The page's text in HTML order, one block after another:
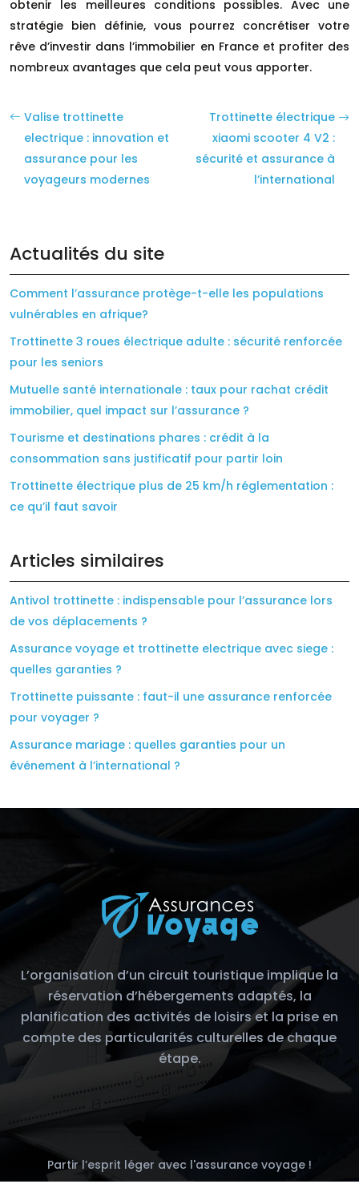
obtenir les meilleures conditions possibles. Avec une
stratégie bien définie, vous pourrez concrétiser votre
rêve d’investir dans l’immobilier en France et profiter des
nombreux avantages que cela peut vous apporter.
Valise trottinette
electrique : innovation et
assurance pour les
voyageurs modernes
Trottinette électrique
xiaomi scooter 4 V2 :
sécurité et assurance à
l’international
Actualités du site
Comment l’assurance protège-t-elle les populations
vulnérables en afrique?
Trottinette 3 roues électrique adulte : sécurité renforcée
pour les seniors
Mutuelle santé internationale : taux pour rachat crédit
immobilier, quel impact sur l’assurance ?
Tourisme et destinations phares : crédit à la
consommation sans justificatif pour partir loin
Trottinette électrique plus de 25 km/h réglementation :
ce qu’il faut savoir
Articles similaires
Antivol trottinette : indispensable pour l’assurance lors
de vos déplacements ?
Assurance voyage et trottinette electrique avec siege :
quelles garanties ?
Trottinette puissante : faut-il une assurance renforcée
pour voyager ?
Assurance mariage : quelles garanties pour un
événement à l’international ?
L’organisation d’un circuit touristique implique la
réservation d’hébergements adaptés, la
planification des activités de loisirs et la prise en
compte des particularités culturelles de chaque
étape.
Partir l’esprit léger avec l'assurance voyage !